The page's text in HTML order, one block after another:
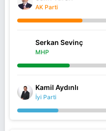
AK Parti
Serkan Sevinç
MHP
Kamil Aydınlı
İyi Parti